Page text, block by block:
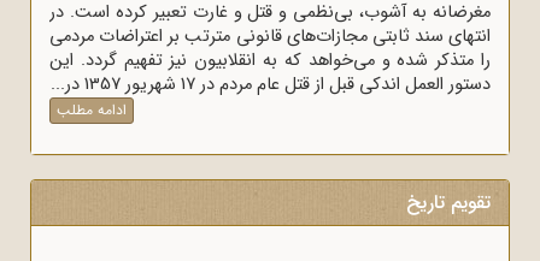
مغرضانه به آشوب، بی‌نظمی و قتل و غارت تعبیر کرده است. در
انتهای سند ثابتی مجازات‌های قانونی مترتب بر اعتراضات مردمی
را متذکر شده و می‌خواهد که به انقلابیون نیز تفهیم گردد. این
دستور العمل اندکی قبل از قتل عام مردم در 17 شهریور 1357 در...
ادامه مطلب
تقویم تاریخ